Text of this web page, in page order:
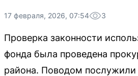
17 февраля, 2026, 07:54 3
Проверка законности
фонда была проведена
района. Поводом послужили